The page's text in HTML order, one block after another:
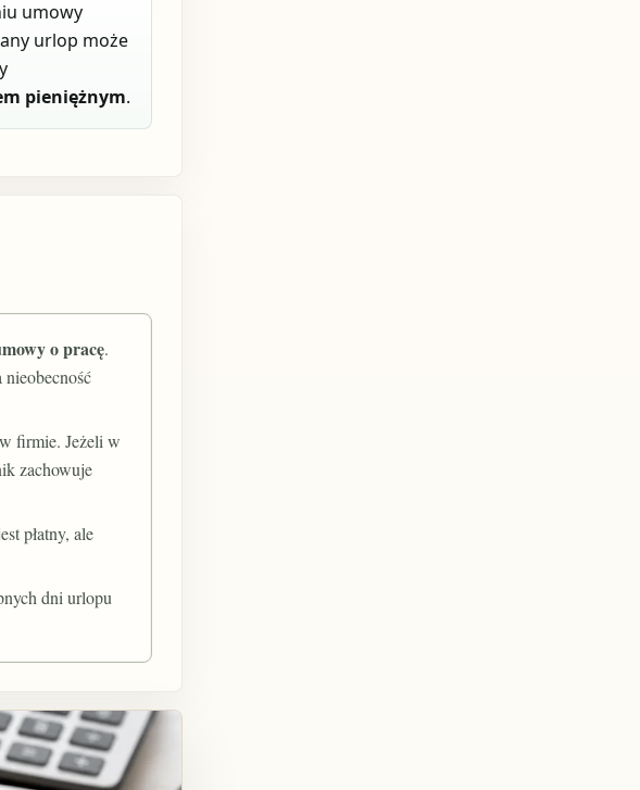
umowy
urlop może
pieniężnym.
o pracę.
firmie. Jeżeli w
zachowuje
płatny, ale
dni urlopu